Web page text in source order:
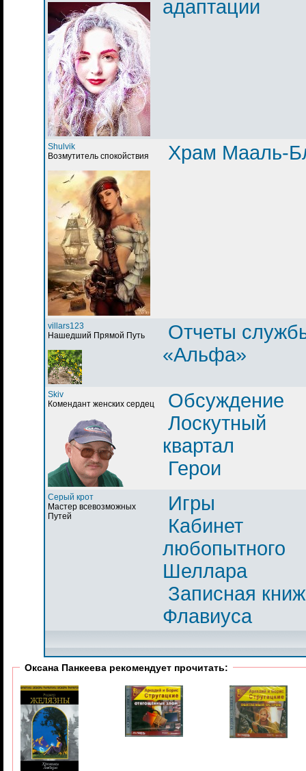
адаптации
Shulvik
Возмутитель спокойствия
Храм Мааль-
villars123
Нашедший Прямой Путь
Отчеты
«Альфа»
Skiv
Комендант женских сердец
Обсуждение
Лоскутный
квартал
Герои
Серый крот
Мастер всевозможных
Путей
Игры
Кабинет
любопытного
Шеллара
Записная
Флавиуса
Оксана Панкеева рекомендует прочитать: